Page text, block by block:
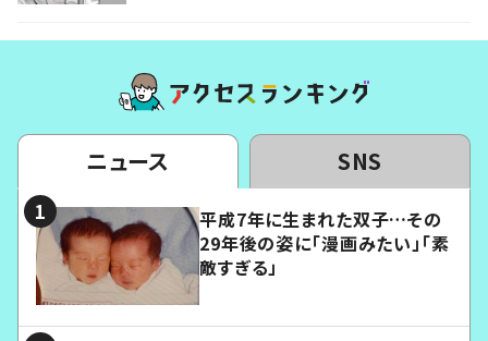
ニュース SNS
平成7年に生まれた双子…その
29年後の姿に「漫画みたい」「素
敵すぎる」